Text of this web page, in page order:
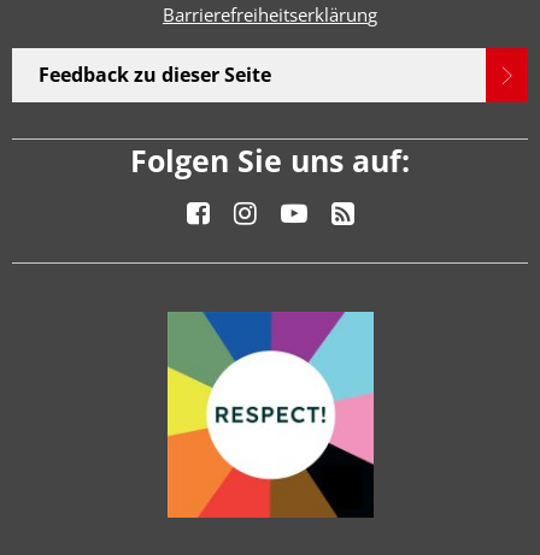
Barrierefreiheitserklärung
Feedback zu dieser Seite
Folgen Sie uns auf: